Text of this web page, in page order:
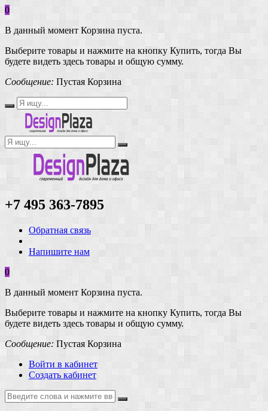
0
В данный момент Корзина пуста.
Выберите товары и нажмите на кнопку Купить, тогда Вы
будете видеть здесь товары и общую сумму.
Сообщение: Пустая Корзина
+7 495 363-7895
Обратная связь
Напишите нам
0
В данный момент Корзина пуста.
Выберите товары и нажмите на кнопку Купить, тогда Вы
будете видеть здесь товары и общую сумму.
Сообщение: Пустая Корзина
Войти в кабинет
Создать кабинет